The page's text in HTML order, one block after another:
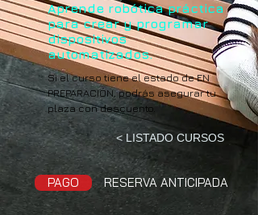
Aprende robótica práctica
para crear y programar
dispositivos
automatizados.
Si el curso tiene el estado de EN
PREPARACIÓN, podrás asegurar tu
plaza con descuento.
< LISTADO CURSOS
PAGO RESERVA ANTICIPADA